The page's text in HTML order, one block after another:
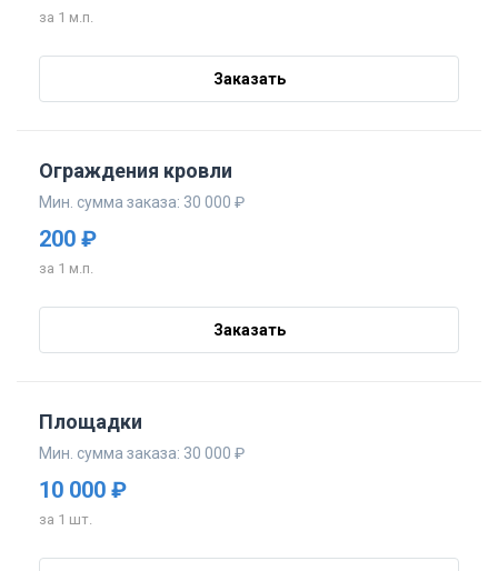
за 1 м.п.
Заказать
Ограждения кровли
Мин. сумма заказа: 30 000 ₽
200 ₽
за 1 м.п.
Заказать
Площадки
Мин. сумма заказа: 30 000 ₽
10 000 ₽
за 1 шт.